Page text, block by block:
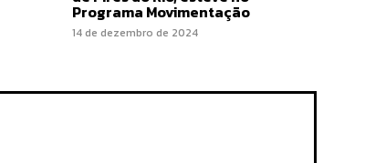
Programa Movimentação
14 de dezembro de 2024